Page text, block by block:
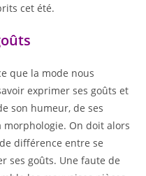
cet été.
que la mode nous
exprimer ses goûts et
son humeur, de ses
morphologie. On doit alors
différence entre se
ses goûts. Une faute de